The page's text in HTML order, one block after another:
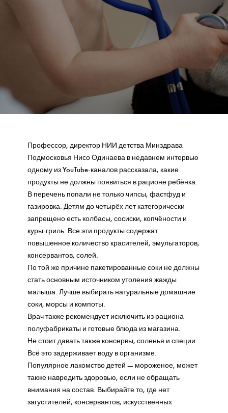
Профессор, директор НИИ детства Минздрава
Подмосковья Нисо Одинаева в недавнем интервью
одному из YouTube-каналов рассказала, какие
продукты не должны появиться в рационе ребёнка.
В перечень попали не только чипсы, фастфуд и
газировка. Детям до четырёх лет категорически
запрещено есть колбасы, сосиски, копчёности и
куры-гриль. Все эти продукты содержат
повышенное количество красителей, эмульгаторов,
консервантов, солей.
По той же причине пакетированные соки не должны
стать основным источником утоления жажды
малыша. Лучше выбирать натуральные домашние
соки, морсы и компоты.
Врач также рекомендует исключить из рациона
полуфабрикаты и готовые блюда из магазина.
Не стоит давать также консервы, соленья и специи.
Всё это задерживает воду в организме.
Популярное лакомство детей — мороженое, может
также навредить здоровью, если не обращать
внимания на состав. Выбирайте то, где нет
загустителей, консервантов, искусственных